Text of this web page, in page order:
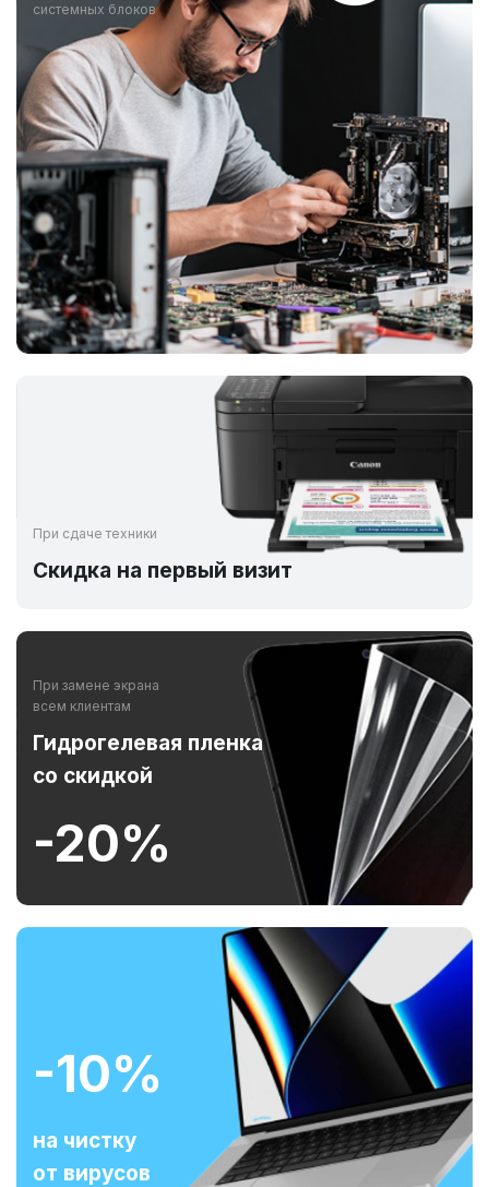
системных блоков
При сдаче техники
Скидка на первый визит
При замене экрана
всем клиентам
Гидрогелевая пленка
со скидкой
-20%
-10%
на чистку
от вирусов